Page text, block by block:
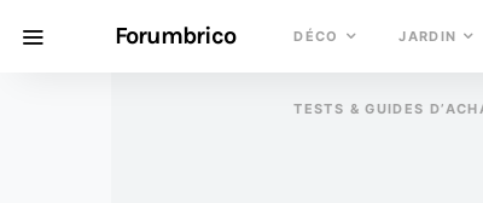
Forumbrico DÉCO JARDIN
TESTS & GUIDES